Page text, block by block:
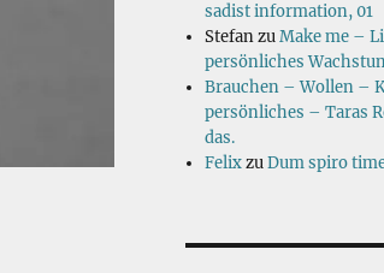
sadist information, 01
StefanzuMake me –
persönliches
Brauchen – Wollen –
persönliches – Taras
das.
FelixzuDum spiro